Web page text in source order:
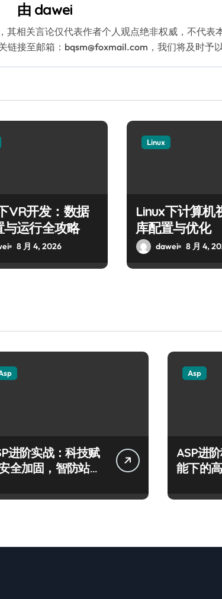
由 dawei
其相关言论仅代表作者个人观点绝非权威，不代表
接至邮箱：bqsm@foxmail.com，我们将及时予以
VR开发：数据
与运行全攻略
8 月 4, 2026
Linux
Linux下计算机
库配置与优化
dawei 8 月 4,
进阶实战：科技赋
全加固，智防站长
Asp
ASP进
能下的